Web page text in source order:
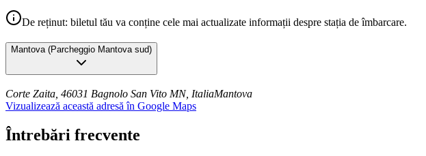
De reținut: biletul tău va conține cele mai actualizate informații despre stația de îmbarcare.
Mantova(Parcheggio Mantova sud)
Corte Zaita, 46031 Bagnolo San Vito MN, ItaliaMantova
Vizualizează această adresă în Google Maps
Întrebări frecvente